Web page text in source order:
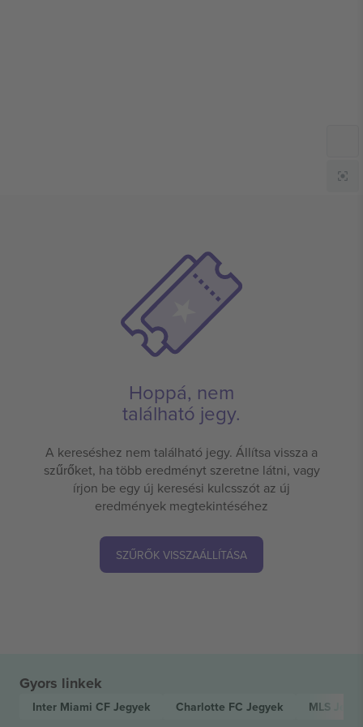
Hoppá, nem
található jegy.
A kereséshez nem található jegy. Állítsa vissza a
szűrőket, ha több eredményt szeretne látni, vagy
írjon be egy új keresési kulcsszót az új
eredmények megtekintéséhez
SZŰRŐK VISSZAÁLLÍTÁSA
Gyors linkek
Inter Miami CF Jegyek Charlotte FC Jegyek MLS